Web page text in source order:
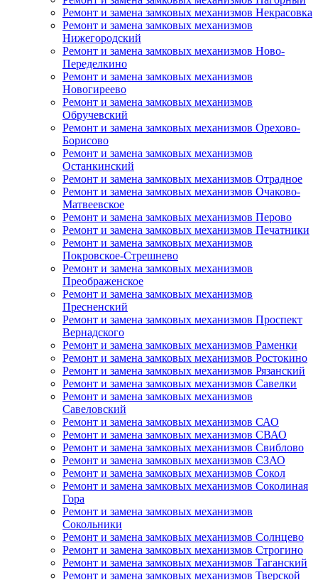
Ремонт и замена замковых механизмов Некрасовка
Ремонт и замена замковых механизмов
Нижегородский
Ремонт и замена замковых механизмов Ново-
Переделкино
Ремонт и замена замковых механизмов
Новогиреево
Ремонт и замена замковых механизмов
Обручевский
Ремонт и замена замковых механизмов Орехово-
Борисово
Ремонт и замена замковых механизмов
Останкинский
Ремонт и замена замковых механизмов Отрадное
Ремонт и замена замковых механизмов Очаково-
Матвеевское
Ремонт и замена замковых механизмов Перово
Ремонт и замена замковых механизмов Печатники
Ремонт и замена замковых механизмов
Покровское-Стрешнево
Ремонт и замена замковых механизмов
Преображенское
Ремонт и замена замковых механизмов
Пресненский
Ремонт и замена замковых механизмов Проспект
Вернадского
Ремонт и замена замковых механизмов Раменки
Ремонт и замена замковых механизмов Ростокино
Ремонт и замена замковых механизмов Рязанский
Ремонт и замена замковых механизмов Савелки
Ремонт и замена замковых механизмов
Савеловский
Ремонт и замена замковых механизмов САО
Ремонт и замена замковых механизмов СВАО
Ремонт и замена замковых механизмов Свиблово
Ремонт и замена замковых механизмов СЗАО
Ремонт и замена замковых механизмов Сокол
Ремонт и замена замковых механизмов Соколиная
Гора
Ремонт и замена замковых механизмов
Сокольники
Ремонт и замена замковых механизмов Солнцево
Ремонт и замена замковых механизмов Строгино
Ремонт и замена замковых механизмов Таганский
Ремонт и замена замковых механизмов Тверской